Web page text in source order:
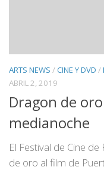
ARTS NEWS /CINE Y DVD /
ABRIL 2, 2019
Dragon de
medianoche
El Festival de Cine
de oro al film de